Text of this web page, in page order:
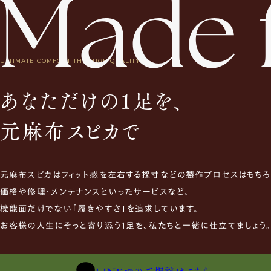
ULTIMATE COMFORT THROUGH QUALITY.
あなただけの1足を、
元麻布スピカで
元麻布スピカはフィット感を左右する採寸などの製作プロセスはもちろ
価格や修理・メンテナンスといったサービスなど、
機能面だけでない「履きやすさ」を追求しています。
お客様の人生にそっと寄り添う1足を、私たちと一緒に仕立てましょう。